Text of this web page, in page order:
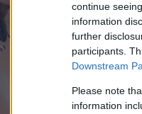
continue
information
further
participants.
Downstream
Please note
information